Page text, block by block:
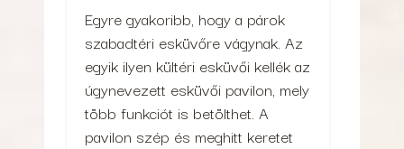
Egyre gyakoribb, hogy a párok
szabadtéri esküvőre vágynak. Az
egyik ilyen kültéri esküvői kellék az
úgynevezett esküvői pavilon, mely
több funkciót is betölthet. A
pavilon szép és meghitt keretet